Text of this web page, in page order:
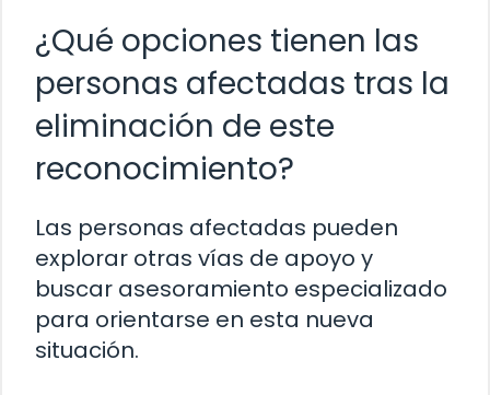
¿Qué opciones tienen las
personas afectadas tras la
eliminación de este
reconocimiento?
Las personas afectadas pueden
explorar otras vías de apoyo y
buscar asesoramiento especializado
para orientarse en esta nueva
situación.